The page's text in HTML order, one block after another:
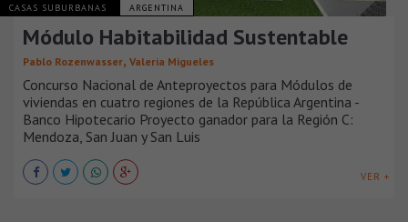
CASAS SUBURBANAS ARGENTINA
Módulo Habitabilidad Sustentable
Pablo Rozenwasser, Valeria Migueles
Concurso Nacional de Anteproyectos para Módulos de
viviendas en cuatro regiones de la República Argentina -
Banco Hipotecario Proyecto ganador para la Región C:
Mendoza, San Juan y San Luis
VER +